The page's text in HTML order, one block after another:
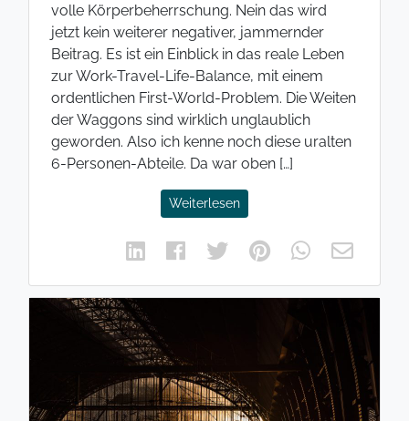
volle Körperbeherrschung. Nein das wird
jetzt kein weiterer negativer, jammernder
Beitrag. Es ist ein Einblick in das reale Leben
zur Work-Travel-Life-Balance, mit einem
ordentlichen First-World-Problem. Die Weiten
der Waggons sind wirklich unglaublich
geworden. Also ich kenne noch diese uralten
6-Personen-Abteile. Da war oben […]
Weiterlesen